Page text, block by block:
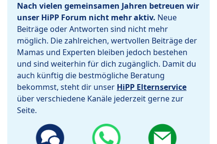
Nach vielen gemeinsamen Jahren betreuen wir
unser HiPP Forum nicht mehr aktiv. Neue
Beiträge oder Antworten sind nicht mehr
möglich. Die zahlreichen, wertvollen Beiträge der
Mamas und Experten bleiben jedoch bestehen
und sind weiterhin für dich zugänglich. Damit du
auch künftig die bestmögliche Beratung
bekommst, steht dir unser HiPP Elternservice
über verschiedene Kanäle jederzeit gerne zur
Seite.